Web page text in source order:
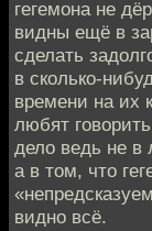
гегемона не
видны ещё в
сделать
в
времени на их
любят
дело ведь не в
а в том, что
видно всё.